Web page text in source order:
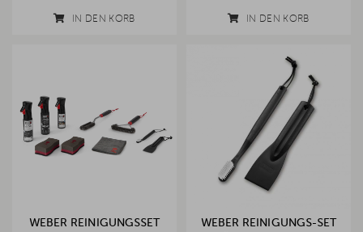
IN DEN KORB IN DEN KORB
WEBER REINIGUNGSSET
WEBER REINIGUNGS-SET